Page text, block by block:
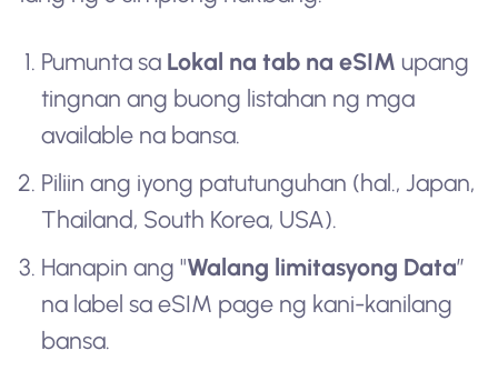
Pumunta sa Lokal na tab na eSIM upang
tingnan ang buong listahan ng mga
available na bansa.
Piliin ang iyong patutunguhan (hal., Japan,
Thailand, South Korea, USA).
Hanapin ang "Walang limitasyong Data”
na label sa eSIM page ng kani-kanilang
bansa.